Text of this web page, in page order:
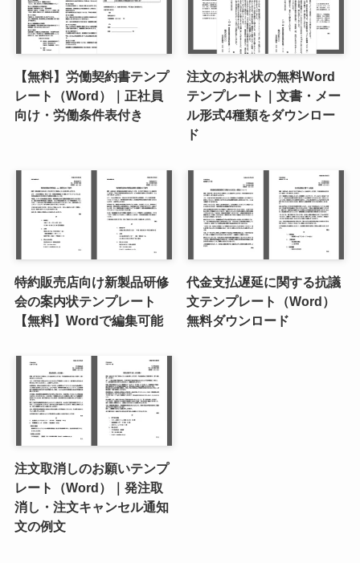
【無料】労働契約書テンプ
レート（Word）｜正社員
向け・労働条件表付き
注文のお礼状の無料Word
テンプレート｜文書・メー
ル形式4種類をダウンロー
ド
特約販売店向け新製品研修
会の案内状テンプレート
【無料】Wordで編集可能
代金支払遅延に関する抗議
文テンプレート（Word）
無料ダウンロード
注文取消しのお願いテンプ
レート（Word）｜発注取
消し・注文キャンセル通知
文の例文